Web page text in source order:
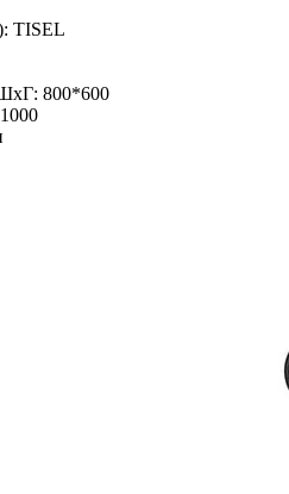
TISEL
800*600
1000